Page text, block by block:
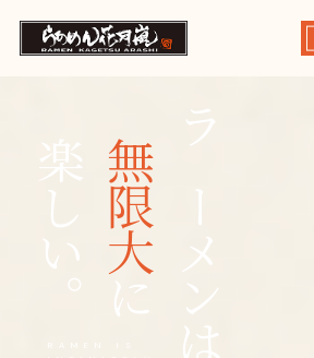
ラーメンは
無限大
に
楽しい。